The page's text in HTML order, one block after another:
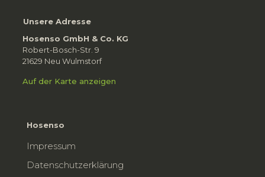
Unsere Adresse
Hosenso GmbH & Co. KG
Robert-Bosch-Str. 9
21629 Neu Wulmstorf
Auf der Karte anzeigen
Hosenso
Impressum
Datenschutzerklärung